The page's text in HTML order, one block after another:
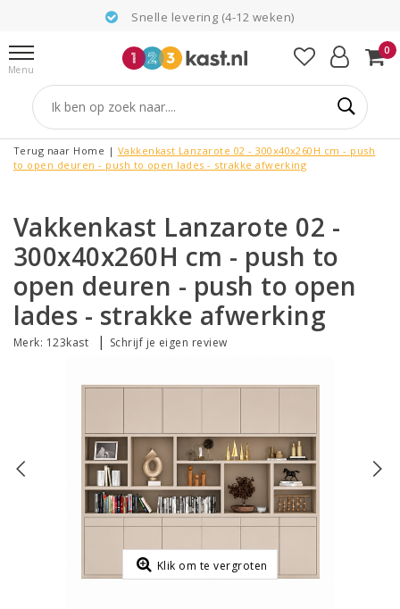
Snelle levering (4-12 weken)
Menu
0
Terug naar Home | Vakkenkast Lanzarote 02 - 300x40x260H cm - push
to open deuren - push to open lades - strakke afwerking
Vakkenkast Lanzarote 02 -
300x40x260H cm - push to
open deuren - push to open
lades - strakke afwerking
Merk: 123kast | Schrijf je eigen review
Klik om te vergroten